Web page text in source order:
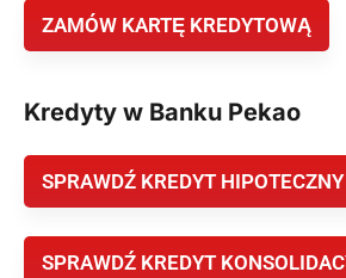
ZAMÓW KARTĘ KREDYTOWĄ
Kredyty w Banku Pekao
SPRAWDŹ KREDYT HIPOTECZNY
SPRAWDŹ KREDYT